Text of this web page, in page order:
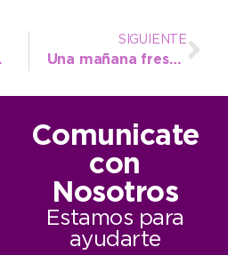
ciudad
SIGUIENTE
Una mañana fresca, pero una jornada agradable
Comunicate
con
Nosotros
Estamos para
ayudarte